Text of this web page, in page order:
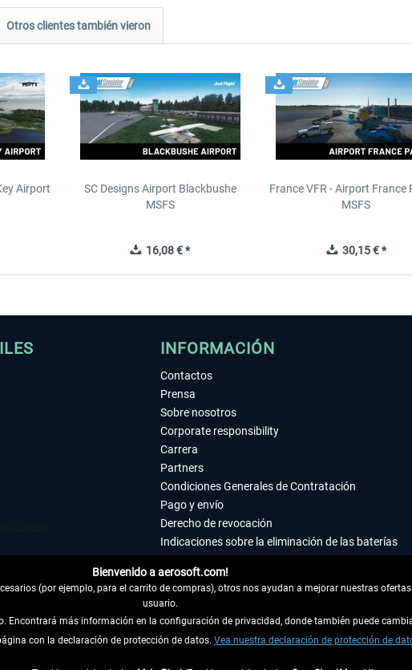
Otros clientes también vieron
Airport
SC Designs Airport Blackbushe
MSFS
16,08 € *
France VFR - Airport France
MSFS
30,15 € *
INFORMACIÓN
Contactos
Prensa
Sobre nosotros
Corporate responsibility
Carrera
Partners
Condiciones Generales de Contratación
Pago y envío
Derecho de revocación
Indicaciones sobre la eliminación de las baterías
Accesibilidad
Aviso legal
Bienvenido a aerosoft.com!
(por ejemplo, para el carrito de compras), otros nos ayudan a mejorar nuestras
usuario.
Encontrará más información en la configuración de privacidad, donde también puede
con la declaración de protección de datos. Vea nuestra declaración de protección de